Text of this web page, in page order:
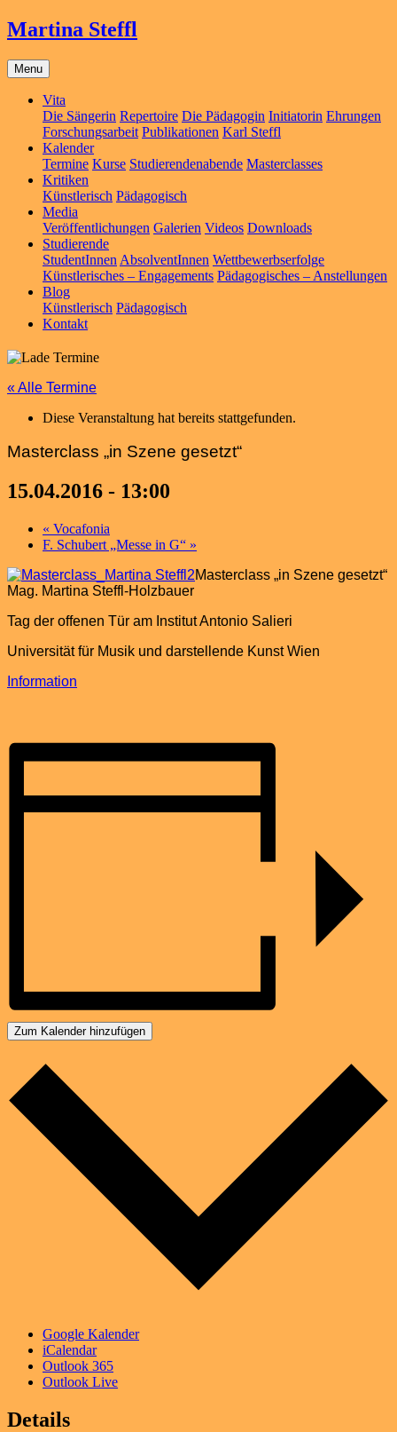
Martina Steffl
Menu
Vita
Die Sängerin Repertoire Die Pädagogin Initiatorin Ehrungen
Forschungsarbeit Publikationen Karl Steffl
Kalender
Termine Kurse Studierendenabende Masterclasses
Kritiken
Künstlerisch Pädagogisch
Media
Veröffentlichungen Galerien Videos Downloads
Studierende
StudentInnen AbsolventInnen Wettbewerbserfolge
Künstlerisches – Engagements Pädagogisches – Anstellungen
Blog
Künstlerisch Pädagogisch
Kontakt
« Alle Termine
Diese Veranstaltung hat bereits stattgefunden.
Masterclass „in Szene gesetzt“
15.04.2016 - 13:00
« Vocafonia
F. Schubert „Messe in G“ »
Masterclass „in Szene gesetzt“
Mag. Martina Steffl-Holzbauer
Tag der offenen Tür am Institut Antonio Salieri
Universität für Musik und darstellende Kunst Wien
Information
Zum Kalender hinzufügen
Google Kalender
iCalendar
Outlook 365
Outlook Live
Details